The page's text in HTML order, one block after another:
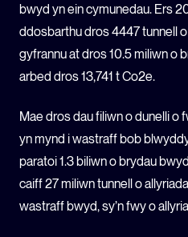
bwyd yn ein cymunedau. Ers
ddosbarthu dros 4447 tunnell
gyfrannu at dros 10.5 miliwn o
arbed dros 13,741 t Co2e.
Mae dros dau filiwn o dunelli o
yn mynd i wastraff bob
paratoi 1.3 biliwn o brydau
caiff 27 miliwn tunnell o
wastraff bwyd, sy’n fwy o